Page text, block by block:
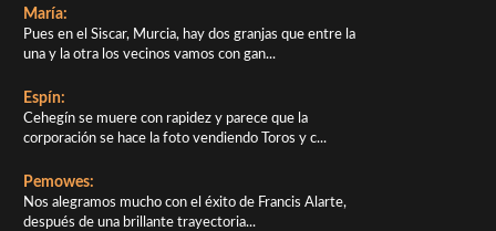
María:
Pues en el Siscar, Murcia, hay dos granjas que entre la
una y la otra los vecinos vamos con gan...
Espín:
Cehegín se muere con rapidez y parece que la
corporación se hace la foto vendiendo Toros y c...
Pemowes:
Nos alegramos mucho con el éxito de Francis Alarte,
después de una brillante trayectoria...